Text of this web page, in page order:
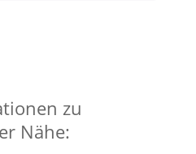
zu
Nähe: